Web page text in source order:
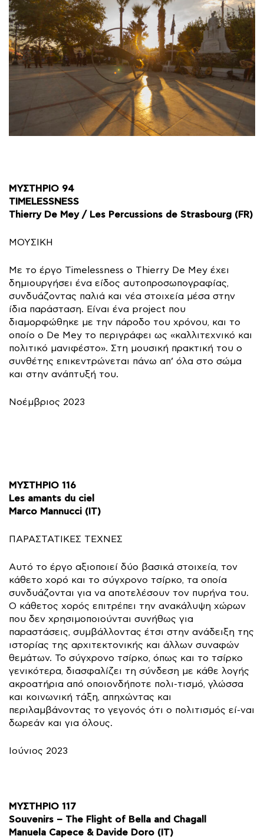
ΜΥΣΤΗΡΙΟ 94
TIMELESSNESS
Thierry De Mey / Les Percussions de Strasbourg (FR)
ΜΟΥΣΙΚΗ
Με το έργο Timelessness ο Thierry De Mey έχει
δημιουργήσει ένα είδος αυτοπροσωπογραφίας,
συνδυάζοντας παλιά και νέα στοιχεία μέσα στην
ίδια παράσταση. Είναι ένα project που
διαμορφώθηκε με την πάροδο του χρόνου, και το
οποίο ο De Mey το περιγράφει ως «καλλιτεχνικό και
πολιτικό μανιφέστο». Στη μουσική πρακτική του ο
συνθέτης επικεντρώνεται πάνω απ’ όλα στο σώμα
και στην ανάπτυξή του.
Νοέμβριος 2023
ΜΥΣΤΗΡΙΟ 116
Les amants du ciel
Marco Mannucci (IT)
ΠΑΡΑΣΤΑΤΙΚΕΣ ΤΕΧΝΕΣ
Αυτό το έργο αξιοποιεί δύο βασικά στοιχεία, τον
κάθετο χορό και το σύγχρονο τσίρκο, τα οποία
συνδυάζονται για να αποτελέσουν τον πυρήνα του.
Ο κάθετος χορός επιτρέπει την ανακάλυψη χώρων
που δεν χρησιμοποιούνται συνήθως για
παραστάσεις, συμβάλλοντας έτσι στην ανάδειξη της
ιστορίας της αρχιτεκτονικής και άλλων συναφών
θεμάτων. Το σύγχρονο τσίρκο, όπως και το τσίρκο
γενικότερα, διασφαλίζει τη σύνδεση με κάθε λογής
ακροατήρια από οποιονδήποτε πολι-τισμό, γλώσσα
και κοινωνική τάξη, απηχώντας και
περιλαμβάνοντας το γεγονός ότι ο πολιτισμός εί-ναι
δωρεάν και για όλους.
Ιούνιος 2023
ΜΥΣΤΗΡΙΟ 117
Souvenirs – The Flight of Bella and Chagall
Manuela Capece & Davide Doro (IT)